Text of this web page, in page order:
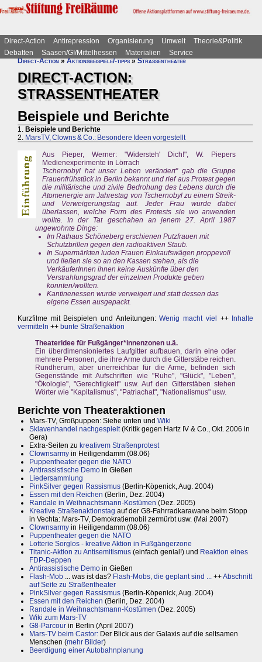
Direct-Action Antirepression Organisierung Umwelt
Theorie&Politik
Debatten
Saasen/GI/Mittelhessen Materialien
Service
Direct-Action»Aktionsbeispiele/-tipps»Straßentheater
DIRECT-ACTION:
STRASSENTHEATER
Beispiele und Berichte
1. Beispiele und Berichte
2. MarsTV, Clowns & Co.: Besondere Ideen vorgestellt
Aus Pieper, Werner: "Widersteh' Dich!", W. Piepers
Medienexperimente in Lörrach
Tschernobyl hat unser Leben verändert" gab die Gruppe
Frauenfrühstück in Berlin bekannt und rief aus Protest gegen
die militärische und zivile Bedrohung des Lebens durch die
Atomenergie am Jahrestag von Tschernobyl zu einem Streik-
und Verweigerungstag auf. Jeder Frau wurde dabei
überlassen, welche Form des Protests sie wo anwenden
wollte. In der Tat geschahen an jenem 27. April 1987
ungewohnte Dinge:
Im Rathaus Schöneberg erschienen Putzfrauen mit
Schutzbrillen gegen den radioaktiven Staub.
In Supermärkten luden Frauen Einkaufswägen proppevoll
und ließen sie so an den Kassen stehen, als die
VerkäuferInnen ihnen keine Auskünfte über den
Verstrahlungsgrad der einzelnen Produkte geben
konnten/wollten.
Kantinenessen wurde verweigert und statt dessen das
eigene Essen ausgepackt.
Kurzfilme mit Beispielen und Anleitungen:Wenig macht viel ++ Inhalte
vermitteln ++ bunte Straßenaktion
Theateridee für Fußgänger*innenzonen u.ä.
Ein überdimensioniertes Laufgitter aufbauen, darin eine oder
mehrere Personen, die ihre Arme durch die Gitterstäbe reichen.
Rundherum, aber unerreichbar für die Arme, befinden sich
Gegenstände mit Aufschriften wie "Ruhe", "Glück", "Leben",
"Ökologie", "Gerechtigkeit" usw. Auf den Gitterstäben stehen
Wörter wie "Kapitalismus", "Patriachat", "Nationalismus" usw.
Berichte von Theateraktionen
Mars-TV, Großpuppen: Siehe unten und Wiki
Sklavenhandel nachgespielt(Kritik gegen Hartz IV & Co., Okt. 2006 in
Gera)
Extra-Seiten zu kreativem Straßenprotest
Clownsarmy in Heiligendamm (08.06)
Puppentheater gegen die NATO
Antirassistische Demo in Gießen
Liedersammlung
PinkSilver gegen Rassismus (Berlin-Köpenick, Aug. 2004)
Essen mit den Reichen (Berlin, Dez. 2004)
Randale in Weihnachtsmann-Kostümen (Dez. 2005)
Kreative Straßenaktionstag auf der G8-Fahrradkarawane beim Stopp
in Vechta: Mars-TV, Demokratiemobil zermürbt usw. (Mai 2007)
Clownsarmy in Heiligendamm (08.06)
Puppentheater gegen die NATO
Lotterie Sorglos - kreative Aktion in Fußgängerzone
Titanic-Aktion zu Antisemitismus (einfach genial!) und Reaktion eines
FDP-Deppen
Antirassistische Demo in Gießen
Flash-Mob ... was ist das? Flash-Mobs, die geplant sind ... ++Abschnitt
auf Seite zu Straßentheater
PinkSilver gegen Rassismus (Berlin-Köpenick, Aug. 2004)
Essen mit den Reichen (Berlin, Dez. 2004)
Randale in Weihnachtsmann-Kostümen (Dez. 2005)
Wiki zum Mars-TV
G8-Parcour in Berlin (April 2007)
Mars-TV beim Castor: Der Blick aus der Galaxis auf die seltsamen
Menschen (mehr Bilder)
Beerdigung einer Autobahnplanung